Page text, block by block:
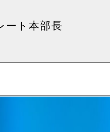
ート本部長